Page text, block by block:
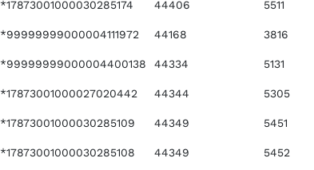
*17873001000030285174 44406 5511
*99999999000004111972 44168 3816
*99999999000004400138 44334 5131
*17873001000027020442 44344 5305
*17873001000030285109 44349 5451
*17873001000030285108 44349 5452